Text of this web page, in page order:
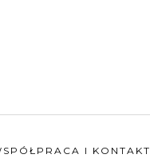
I KONTAKT